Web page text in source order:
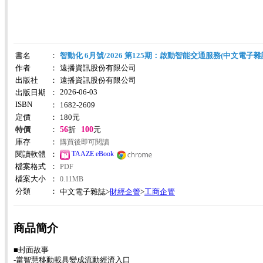
書名 ：
智動化 6月號/2026 第125期：啟動智能交通服務(中文電子雜
作者
：
遠播資訊股份有限公司
出版社
：
遠播資訊股份有限公司
出版日期
：
2026-06-03
ISBN
：
1682-2609
定價
： 180元
特價
： 56折 100元
庫存
：
購買後即可閱讀
閱讀軟體
：
TAAZE eBook
檔案格式
：
PDF
檔案大小
：
0.11MB
分類
： 中文電子雜誌>財經企管>工商企管
商品簡介
■封面故事
-當智慧移動載具變成流動經濟入口